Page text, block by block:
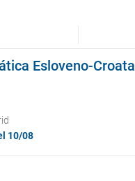
Esloveno-Croata
10/08